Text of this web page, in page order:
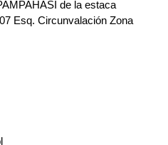
de la estaca
Esq. Circunvalación Zona